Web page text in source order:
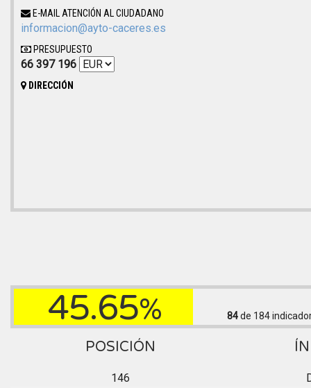
E-MAIL ATENCIÓN AL CIUDADANO
informacion@ayto-caceres.es
PRESUPUESTO
66 397 196
DIRECCIÓN
45.65% 84de 184
POSICIÓN
146